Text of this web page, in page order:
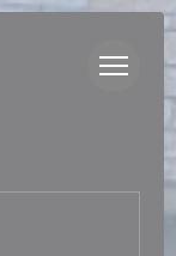
cookies